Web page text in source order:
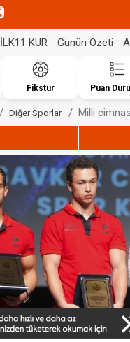
İLK11 KUR Günün Özeti
Fikstür Puan
Diğer Sporlar Milli